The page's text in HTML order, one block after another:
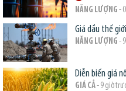
NĂNG LƯỢNG -
Giá dầu thế
NĂNG LƯỢNG -
Diễn biến giá
GIÁ CẢ- 9 giờ